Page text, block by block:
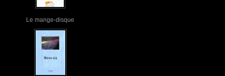
Le mange-disque